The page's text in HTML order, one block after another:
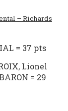
– Richards
= 37 pts
Lionel
= 29